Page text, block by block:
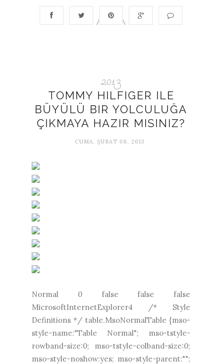
2013
TOMMY HILFIGER ILE
BÜYÜLÜ BIR YOLCULUĞA
ÇIKMAYA HAZIR MISINIZ?
CUMA, ŞUBAT 08, 2013
Normal 0 false false false
MicrosoftInternetExplorer4 /* Style
Definitions */ table.MsoNormalTable {mso-
style-name:"Table Normal"; mso-tstyle-
rowband-size:0; mso-tstyle-colband-size:0;
mso-style-noshow:yes; mso-style-parent:"";